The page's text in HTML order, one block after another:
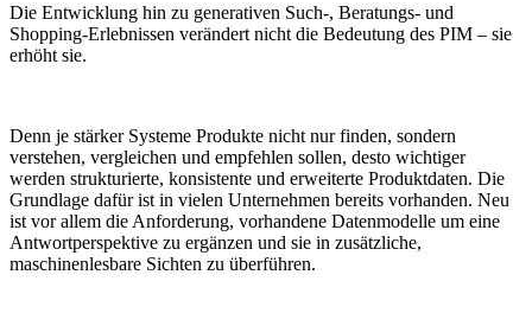
Die Entwicklung hin zu generativen Such-, Beratungs- und
Shopping-Erlebnissen verändert nicht die Bedeutung des PIM – sie
erhöht sie.
Denn je stärker Systeme Produkte nicht nur finden, sondern
verstehen, vergleichen und empfehlen sollen, desto wichtiger
werden strukturierte, konsistente und erweiterte Produktdaten. Die
Grundlage dafür ist in vielen Unternehmen bereits vorhanden. Neu
ist vor allem die Anforderung, vorhandene Datenmodelle um eine
Antwortperspektive zu ergänzen und sie in zusätzliche,
maschinenlesbare Sichten zu überführen.